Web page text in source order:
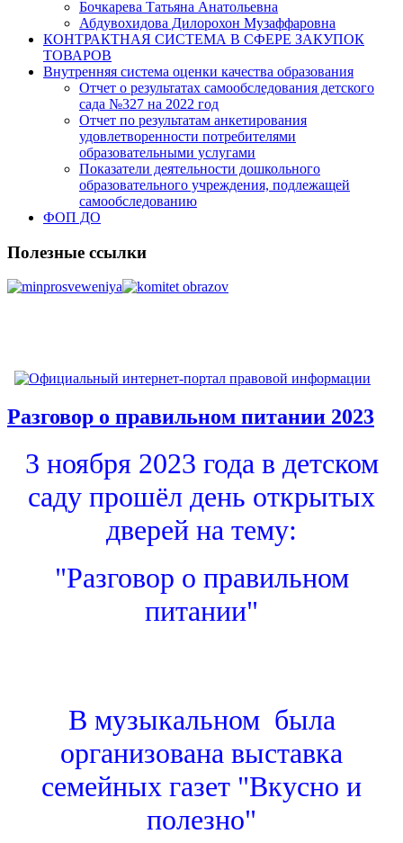
Бочкарева Татьяна Анатольевна
Абдувохидова Дилорохон Музаффаровна
КОНТРАКТНАЯ СИСТЕМА В СФЕРЕ ЗАКУПОК
ТОВАРОВ
Внутренняя система оценки качества образования
Отчет о результатах самообследования детского
сада №327 на 2022 год
Отчет по результатам анкетирования
удовлетворенности потребителями
образовательными услугами
Показатели деятельности дошкольного
образовательного учреждения, подлежащей
самообследованию
ФОП ДО
Полезные ссылки
Разговор о правильном питании 2023
3 ноября 2023 года в детском
саду прошёл день открытых
дверей на тему:
"Разговор о правильном
питании"
В музыкальном была
организована выставка
семейных газет "Вкусно и
полезно"